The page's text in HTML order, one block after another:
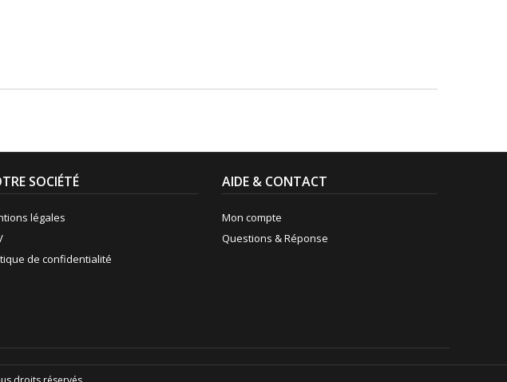
SOCIÉTÉ
légales
de confidentialité
AIDE & CONTACT
Mon compte
Questions & Réponse